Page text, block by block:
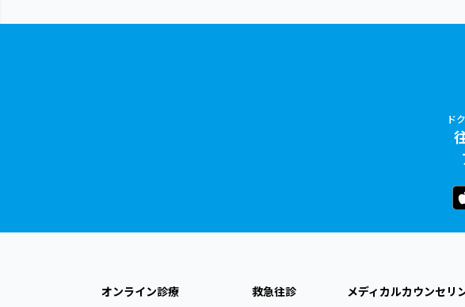
ド
オンライン診療
救急往診
メディカルカウンセリ